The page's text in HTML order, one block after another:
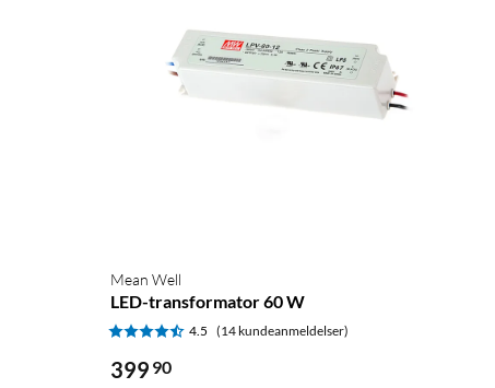
Mean Well
LED-transformator 60 W
4.5 (14 kundeanmeldelser)
399 90